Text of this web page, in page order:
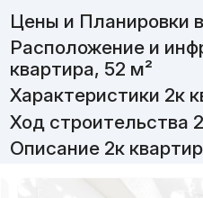
Цены и Планировки
Расположение и
квартира, 52 м²
Характеристики 2к
Ход строительства
Описание 2к